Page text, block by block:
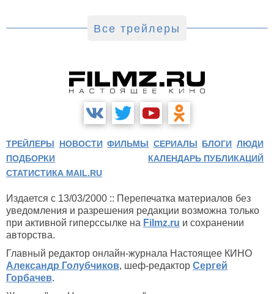
Все трейлеры
ТРЕЙЛЕРЫ НОВОСТИ ФИЛЬМЫ СЕРИАЛЫ БЛОГИ ЛЮДИ
ПОДБОРКИ
КАЛЕНДАРЬ ПУБЛИКАЦИЙ
СТАТИСТИКА MAIL.RU
Издается с 13/03/2000 :: Перепечатка материалов без
уведомления и разрешения редакции возможна только
при активной гиперссылке на Filmz.ru и сохранении
авторства.
Главный редактор онлайн-журнала Настоящее КИНО
Александр Голубчиков, шеф-редактор Сергей
Горбачев.